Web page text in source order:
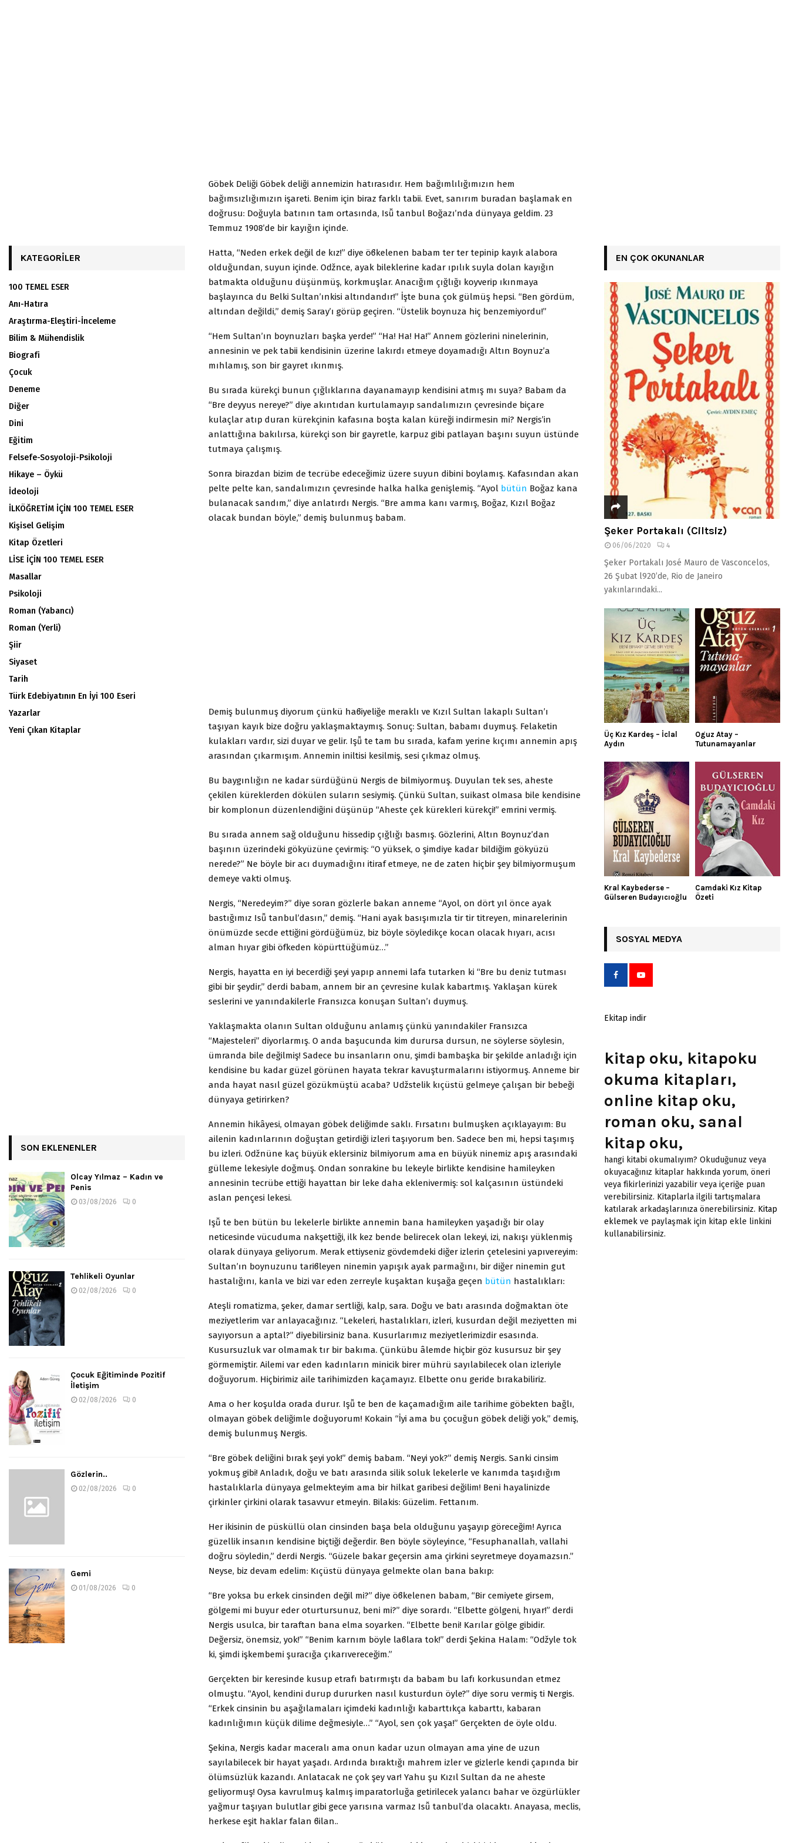
Göbek Deliği Göbek deliği annemizin hatırasıdır. Hem bağımlılığımızın hem
bağımsızlığımızın işareti. Benim için biraz farklı tabii. Evet, sanırım buradan başlamak en
doğrusu: Doğuyla batının tam ortasında, Isǚ tanbul Boğazı’nda dünyaya geldim. 23
Temmuz 1908’de bir kayığın içinde.
Hatta, “Neden erkek değil de kız!” diye öϐkelenen babam ter ter tepinip kayık alabora
olduğundan, suyun içinde. Oǆnce, ayak bileklerine kadar ıpılık suyla dolan kayığın
batmakta olduğunu düşünmüş, korkmuşlar. Anacığım çığlığı koyverip ıkınmaya
başlayınca du Belki Sultan’ınkisi altındandır!” İşte buna çok gülmüş hepsi. “Ben gördüm,
altından değildi,” demiş Saray’ı görüp geçiren. “Üstelik boynuza hiç benzemiyordu!”
“Hem Sultan’ın boynuzları başka yerde!” “Ha! Ha! Ha!” Annem gözlerini ninelerinin,
annesinin ve pek tabii kendisinin üzerine lakırdı etmeye doyamadığı Altın Boynuz’a
mıhlamış, son bir gayret ıkınmış.
Bu sırada kürekçi bunun çığlıklarına dayanamayıp kendisini atmış mı suya? Babam da
“Bre deyyus nereye?” diye akıntıdan kurtulamayıp sandalımızın çevresinde biçare
kulaçlar atıp duran kürekçinin kafasına boşta kalan küreği indirmesin mi? Nergis’in
anlattığına bakılırsa, kürekçi son bir gayretle, karpuz gibi patlayan başını suyun üstünde
tutmaya çalışmış.
Sonra birazdan bizim de tecrübe edeceğimiz üzere suyun dibini boylamış. Kafasından akan
pelte pelte kan, sandalımızın çevresinde halka halka genişlemiş. “Ayol bütün Boğaz kana
bulanacak sandım,” diye anlatırdı Nergis. “Bre amma kanı varmış, Boğaz, Kızıl Boğaz
olacak bundan böyle,” demiş bulunmuş babam.
Demiş bulunmuş diyorum çünkü haϐiyeliğe meraklı ve Kızıl Sultan lakaplı Sultan’ı
taşıyan kayık bize doğru yaklaşmaktaymış. Sonuç: Sultan, babamı duymuş. Felaketin
kulakları vardır, sizi duyar ve gelir. Işǚ te tam bu sırada, kafam yerine kıçımı annemin apış
arasından çıkarmışım. Annemin iniltisi kesilmiş, sesi çıkmaz olmuş.
Bu baygınlığın ne kadar sürdüğünü Nergis de bilmiyormuş. Duyulan tek ses, aheste
çekilen küreklerden dökülen suların sesiymiş. Çünkü Sultan, suikast olmasa bile kendisine
bir komplonun düzenlendiğini düşünüp “Aheste çek kürekleri kürekçi!” emrini vermiş.
Bu sırada annem sağ olduğunu hissedip çığlığı basmış. Gözlerini, Altın Boynuz’dan
başının üzerindeki gökyüzüne çevirmiş: “O yüksek, o şimdiye kadar bildiğim gökyüzü
nerede?” Ne böyle bir acı duymadığını itiraf etmeye, ne de zaten hiçbir şey bilmiyormuşum
demeye vakti olmuş.
Nergis, “Neredeyim?” diye soran gözlerle bakan anneme “Ayol, on dört yıl önce ayak
bastığımız Isǚ tanbul’dasın,” demiş. “Hani ayak basışımızla tir tir titreyen, minarelerinin
önümüzde secde ettiğini gördüğümüz, biz böyle söyledikçe kocan olacak hıyarı, acısı
alman hıyar gibi öfkeden köpürttüğümüz…”
Nergis, hayatta en iyi becerdiği şeyi yapıp annemi lafa tutarken ki “Bre bu deniz tutması
gibi bir şeydir,” derdi babam, annem bir an çevresine kulak kabartmış. Yaklaşan kürek
seslerini ve yanındakilerle Fransızca konuşan Sultan’ı duymuş.
Yaklaşmakta olanın Sultan olduğunu anlamış çünkü yanındakiler Fransızca
“Majesteleri” diyorlarmış. O anda başucunda kim durursa dursun, ne söylerse söylesin,
ümranda bile değilmiş! Sadece bu insanların onu, şimdi bambaşka bir şekilde anladığı için
kendisine bu kadar güzel görünen hayata tekrar kavuşturmalarını istiyormuş. Anneme bir
anda hayat nasıl güzel gözükmüştü acaba? Uǆstelik kıçüstü gelmeye çalışan bir bebeği
dünyaya getirirken?
Annemin hikâyesi, olmayan göbek deliğimde saklı. Fırsatını bulmuşken açıklayayım: Bu
ailenin kadınlarının doğuştan getirdiği izleri taşıyorum ben. Sadece ben mi, hepsi taşımış
bu izleri. Oǆnüne kaç büyük eklersiniz bilmiyorum ama en büyük ninemiz apış arasındaki
gülleme lekesiyle doğmuş. Ondan sonrakine bu lekeyle birlikte kendisine hamileyken
annesinin tecrübe ettiği hayattan bir leke daha eklenivermiş: sol kalçasının üstündeki
aslan pençesi lekesi.
Işǚ te ben bütün bu lekelerle birlikte annemin bana hamileyken yaşadığı bir olay
neticesinde vücuduma nakşettiği, ilk kez bende belirecek olan lekeyi, izi, nakışı yüklenmiş
olarak dünyaya geliyorum. Merak ettiyseniz gövdemdeki diğer izlerin çetelesini yapıvereyim:
Sultan’ın boynuzunu tariϐleyen ninemin yapışık ayak parmağını, bir diğer ninemin gut
hastalığını, kanla ve bizi var eden zerreyle kuşaktan kuşağa geçen bütün hastalıkları:
Ateşli romatizma, şeker, damar sertliği, kalp, sara. Doğu ve batı arasında doğmaktan öte
meziyetlerim var anlayacağınız. “Lekeleri, hastalıkları, izleri, kusurdan değil meziyetten mi
sayıyorsun a aptal?” diyebilirsiniz bana. Kusurlarımız meziyetlerimizdir esasında.
Kusursuzluk var olmamak tır bir bakıma. Çünkübu âlemde hiçbir göz kusursuz bir şey
görmemiştir. Ailemi var eden kadınların minicik birer mührü sayılabilecek olan izleriyle
doğuyorum. Hiçbirimiz aile tarihimizden kaçamayız. Elbette onu geride bırakabiliriz.
Ama o her koşulda orada durur. Işǚ te ben de kaçamadığım aile tarihime göbekten bağlı,
olmayan göbek deliğimle doğuyorum! Kokain “İyi ama bu çocuğun göbek deliği yok,” demiş,
demiş bulunmuş Nergis.
“Bre göbek deliğini bırak şeyi yok!” demiş babam. “Neyi yok?” demiş Nergis. Sanki cinsim
yokmuş gibi! Anladık, doğu ve batı arasında silik soluk lekelerle ve kanımda taşıdığım
hastalıklarla dünyaya gelmekteyim ama bir hilkat garibesi değilim! Beni hayalinizde
çirkinler çirkini olarak tasavvur etmeyin. Bilakis: Güzelim. Fettanım.
Her ikisinin de püsküllü olan cinsinden başa bela olduğunu yaşayıp göreceğim! Ayrıca
güzellik insanın kendisine biçtiği değerdir. Ben böyle söyleyince, “Fesuphanallah, vallahi
doğru söyledin,” derdi Nergis. “Güzele bakar geçersin ama çirkini seyretmeye doyamazsın.”
Neyse, biz devam edelim: Kıçüstü dünyaya gelmekte olan bana bakıp:
“Bre yoksa bu erkek cinsinden değil mi?” diye öϐkelenen babam, “Bir cemiyete girsem,
gölgemi mi buyur eder oturtursunuz, beni mi?” diye sorardı. “Elbette gölgeni, hıyar!” derdi
Nergis usulca, bir taraftan bana elma soyarken. “Elbette beni! Karılar gölge gibidir.
Değersiz, önemsiz, yok!” “Benim karnım böyle laϐlara tok!” derdi Şekina Halam: “Oǆyle tok
ki, şimdi işkembemi şuracığa çıkarıvereceğim.”
Gerçekten bir keresinde kusup etrafı batırmıştı da babam bu lafı korkusundan etmez
olmuştu. “Ayol, kendini durup dururken nasıl kusturdun öyle?” diye soru vermiş ti Nergis.
“Erkek cinsinin bu aşağılamaları içimdeki kadınlığı kabarttıkça kabarttı, kabaran
kadınlığımın küçük dilime değmesiyle…” “Ayol, sen çok yaşa!” Gerçekten de öyle oldu.
Şekina, Nergis kadar maceralı ama onun kadar uzun olmayan ama yine de uzun
sayılabilecek bir hayat yaşadı. Ardında bıraktığı mahrem izler ve gizlerle kendi çapında bir
ölümsüzlük kazandı. Anlatacak ne çok şey var! Yahu şu Kızıl Sultan da ne aheste
geliyormuş! Oysa kavrulmuş kalmış imparatorluğa getirilecek yalancı bahar ve özgürlükler
yağmur taşıyan bulutlar gibi gece yarısına varmaz Isǚ tanbul’da olacaktı. Anayasa, meclis,
herkese eşit haklar falan ϐilan..
KATEGORILER
100 TEMEL ESER
Anı-Hatıra
Araştırma-Eleştiri-İnceleme
Bilim & Mühendislik
Biografi
Çocuk
Deneme
Diğer
Dini
Eğitim
Felsefe-Sosyoloji-Psikoloji
Hikaye – Öykü
İdeoloji
İLKÖĞRETİM İÇİN 100 TEMEL ESER
Kişisel Gelişim
Kitap Özetleri
LİSE İÇİN 100 TEMEL ESER
Masallar
Psikoloji
Roman (Yabancı)
Roman (Yerli)
Şiir
Siyaset
Tarih
Türk Edebiyatının En İyi 100 Eseri
Yazarlar
Yeni Çıkan Kitaplar
SON EKLENENLER
Olcay Yılmaz – Kadın ve
Penis
03/08/2026 0
Tehlikeli Oyunlar
02/08/2026 0
Çocuk Eğitiminde Pozitif
İletişim
02/08/2026 0
Gözlerin..
02/08/2026 0
Gemi
01/08/2026 0
EN ÇOK OKUNANLAR
Şeker Portakalı (Ciltsiz)
06/06/2020 4
Şeker Portakalı José Mauro de Vasconcelos,
26 Şubat l920’de, Rio de Janeiro
yakınlarındaki...
Üç Kız Kardeş – İclal
Aydın
Oguz Atay –
Tutunamayanlar
Kral Kaybederse –
Gülseren Budayıcıoğlu
Camdaki Kız Kitap
Özeti
SOSYAL MEDYA
Ekitap indir
kitap oku, kitapoku
okuma kitapları,
online kitap oku,
roman oku, sanal
kitap oku,
hangi kitabi okumalıyım? Okuduğunuz veya
okuyacağınız kitaplar hakkında yorum, öneri
veya fikirlerinizi yazabilir veya içeriğe puan
verebilirsiniz. Kitaplarla ilgili tartışmalara
katılarak arkadaşlarınıza önerebilirsiniz. Kitap
eklemek ve paylaşmak için kitap ekle linkini
kullanabilirsiniz.